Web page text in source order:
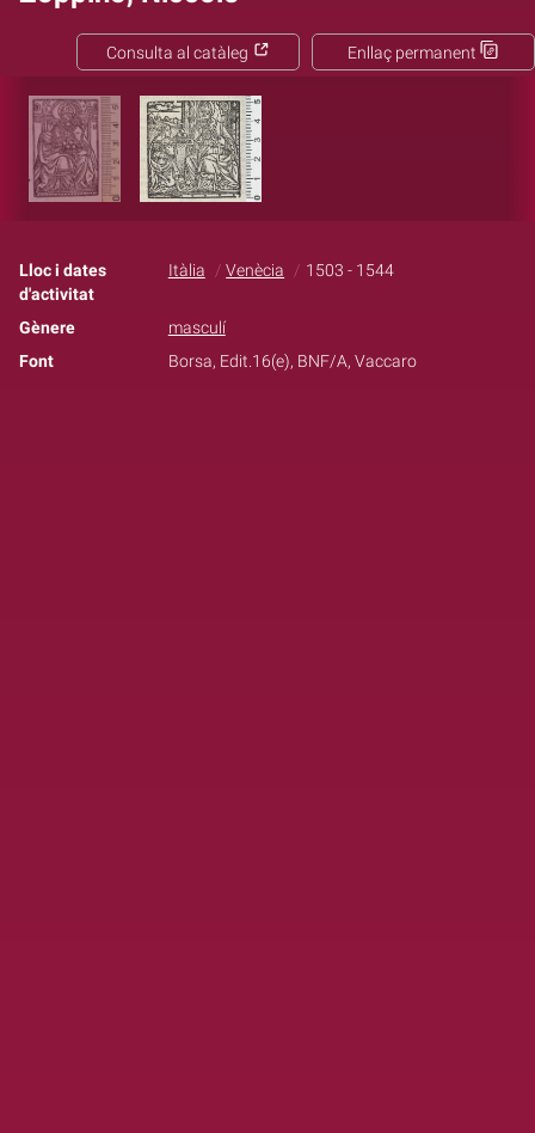
Enllaç permanent
Consulta al catàleg
Lloc i dates
d'activitat
Itàlia Venècia 1503 - 1544
Gènere
masculí
Font
Borsa, Edit.16(e), BNF/A, Vaccaro